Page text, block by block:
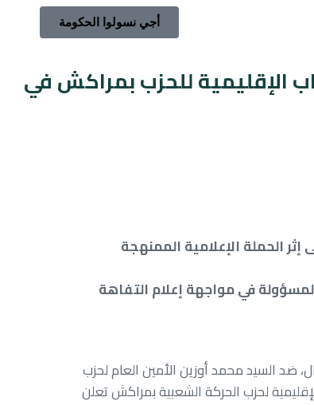
أجي نسولوا الحكومة
الإقليمية للحزب بمراكش في
الحملة الإعلامية الممنهجة
في مواجهة إعلام التفاهة
ضد السيد محمد أوزين الأمين العام لحزب
لحزب الحركة الشعبية بمراكش تعلن